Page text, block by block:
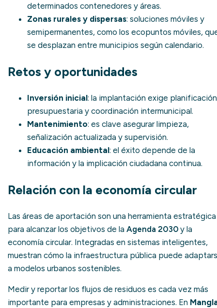
determinados contenedores y áreas.
Zonas rurales y dispersas: soluciones móviles y
semipermanentes, como los ecopuntos móviles,
se desplazan entre municipios según calendario.
Retos y oportunidades
Inversión inicial: la implantación exige planificación
presupuestaria y coordinación intermunicipal.
Mantenimiento: es clave asegurar limpieza,
señalización actualizada y supervisión.
Educación ambiental: el éxito depende de la
información y la implicación ciudadana continua.
Relación con la economía circular
Las áreas de aportación son una herramienta estratégica
para alcanzar los objetivos de la Agenda 2030 y la
economía circular. Integradas en sistemas inteligentes,
muestran cómo la infraestructura pública puede
a modelos urbanos sostenibles.
Medir y reportar los flujos de residuos es cada vez más
importante para empresas y administraciones. En